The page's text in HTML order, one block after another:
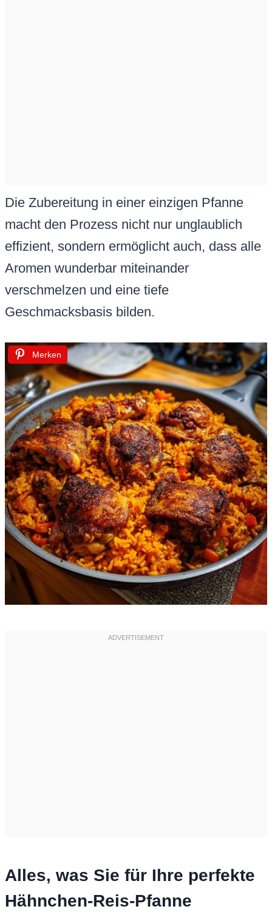
Die Zubereitung in einer einzigen Pfanne
macht den Prozess nicht nur unglaublich
effizient, sondern ermöglicht auch, dass alle
Aromen wunderbar miteinander
verschmelzen und eine tiefe
Geschmacksbasis bilden.
Merken
Alles, was Sie für Ihre perfekte
Hähnchen-Reis-Pfanne